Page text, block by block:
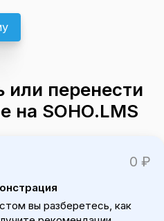
или перенести
на SOHO.LMS
0 ₽
вы разберетесь, как